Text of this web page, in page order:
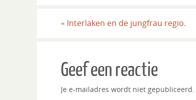
« Interlaken en de jungfrau regio.
Geef een reactie
Je e-mailadres wordt niet gepubliceerd.